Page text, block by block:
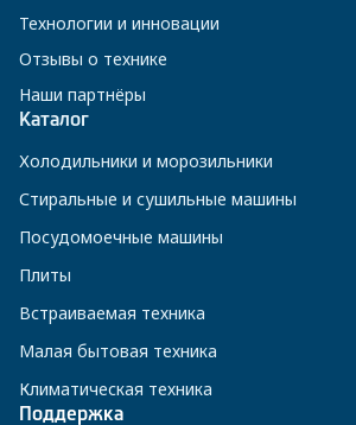
Технологии и инновации
Отзывы о технике
Наши партнёры
Каталог
Холодильники и морозильники
Стиральные и сушильные машины
Посудомоечные машины
Плиты
Встраиваемая техника
Малая бытовая техника
Климатическая техника
Поддержка